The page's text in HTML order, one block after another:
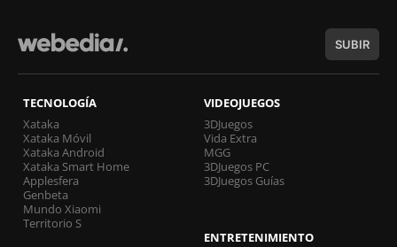
SUBIR
TECNOLOGÍA
Xataka
Xataka Móvil
Xataka Android
Xataka Smart Home
Applesfera
Genbeta
Mundo Xiaomi
Territorio S
VIDEOJUEGOS
3DJuegos
Vida Extra
MGG
3DJuegos PC
3DJuegos Guías
ENTRETENIMIENTO